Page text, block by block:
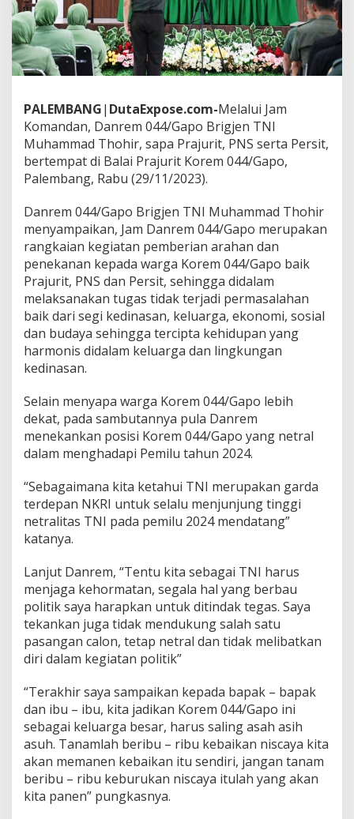
a
P
r
a
j
u
i
t
,
P
N
S
r
a
P
r
s
i
t
PALEMBANG| DutaExpose.com-Melalui Jam
Komandan, Danrem 044/Gapo Brigjen TNI
Muhammad Thohir, sapa Prajurit, PNS serta Persit,
bertempat di Balai Prajurit Korem 044/Gapo,
Palembang, Rabu (29/11/2023).
Danrem 044/Gapo Brigjen TNI Muhammad Thohir
menyampaikan, Jam Danrem 044/Gapo merupakan
rangkaian kegiatan pemberian arahan dan
penekanan kepada warga Korem 044/Gapo baik
Prajurit, PNS dan Persit, sehingga didalam
melaksanakan tugas tidak terjadi permasalahan
baik dari segi kedinasan, keluarga, ekonomi, sosial
dan budaya sehingga tercipta kehidupan yang
harmonis didalam keluarga dan lingkungan
kedinasan.
Selain menyapa warga Korem 044/Gapo lebih
dekat, pada sambutannya pula Danrem
menekankan posisi Korem 044/Gapo yang netral
dalam menghadapi Pemilu tahun 2024.
“Sebagaimana kita ketahui TNI merupakan garda
terdepan NKRI untuk selalu menjunjung tinggi
netralitas TNI pada pemilu 2024 mendatang”
katanya.
Lanjut Danrem, “Tentu kita sebagai TNI harus
menjaga kehormatan, segala hal yang berbau
politik saya harapkan untuk ditindak tegas. Saya
tekankan juga tidak mendukung salah satu
pasangan calon, tetap netral dan tidak melibatkan
diri dalam kegiatan politik”
“Terakhir saya sampaikan kepada bapak – bapak
dan ibu – ibu, kita jadikan Korem 044/Gapo ini
sebagai keluarga besar, harus saling asah asih
asuh. Tanamlah beribu – ribu kebaikan niscaya kita
akan memanen kebaikan itu sendiri, jangan tanam
beribu – ribu keburukan niscaya itulah yang akan
kita panen” pungkasnya.